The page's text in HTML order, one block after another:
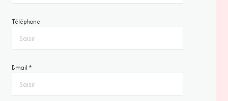
Téléphone
E-mail *